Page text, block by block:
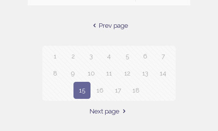
Prev page
1 2 3 4 5 6 7
8 9 10 11 12 13 14
15 16 17 18
Next page